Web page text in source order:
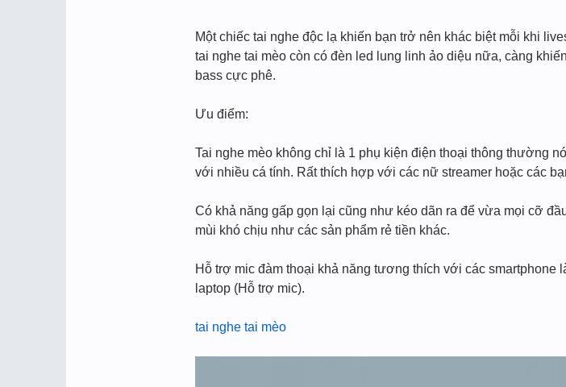
Một chiếc tai nghe độc lạ khiến bạn trở nên khác biệt mỗi khi
tai nghe tai mèo còn có đèn led lung linh ảo diệu nữa, càng
bass cực phê.
Ưu điểm:
Tai nghe mèo không chỉ là 1 phụ kiện điện thoại thông thường
với nhiều cá tính. Rất thích hợp với các nữ streamer hoặc các
Có khả năng gấp gọn lại cũng như kéo dãn ra để vừa mọi cỡ
mùi khó chịu như các sản phẩm rẻ tiền khác.
Hỗ trợ mic đàm thoại khả năng tương thích với các smartphone
laptop (Hỗ trợ mic).
tai nghe tai mèo